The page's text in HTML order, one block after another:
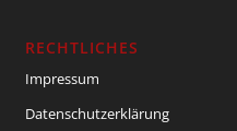
RECHTLICHES
Impressum
Datenschutzerklärung